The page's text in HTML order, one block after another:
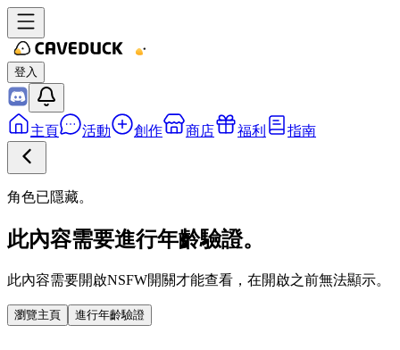
登入
主頁 活動 創作 商店 福利 指南
角色已隱藏。
此內容需要進行年齡驗證。
此內容需要開啟NSFW開關才能查看，在開啟之前無法顯示。
瀏覽主頁 進行年齡驗證